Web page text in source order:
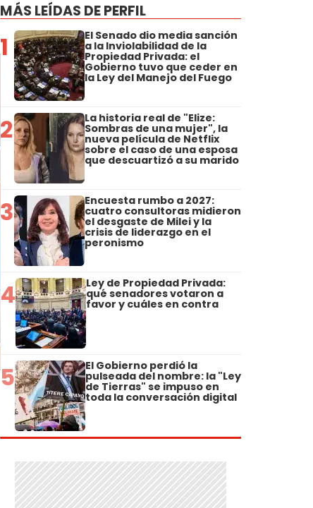
MÁS LEÍDAS DE PERFIL
1 El Senado dio media sanción
a la Inviolabilidad de la
Propiedad Privada: el
Gobierno tuvo que ceder en
la Ley del Manejo del Fuego
2 La historia real de "Elize:
Sombras de una mujer", la
nueva película de Netflix
sobre el caso de una esposa
que descuartizó a su marido
3 Encuesta rumbo a 2027:
cuatro consultoras midieron
el desgaste de Milei y la
crisis de liderazgo en el
peronismo
4 Ley de Propiedad Privada:
qué senadores votaron a
favor y cuáles en contra
5 El Gobierno perdió la
pulseada del nombre: la "Ley
de Tierras" se impuso en
toda la conversación digital